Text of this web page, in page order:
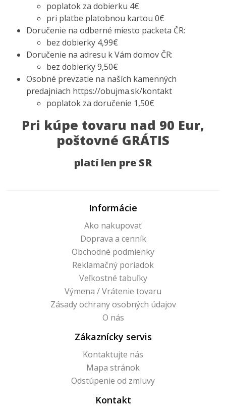
poplatok za dobierku 4€
pri platbe platobnou kartou 0€
Doručenie na odberné miesto packeta ČR:
bez dobierky 4,99€
Doručenie na adresu k Vám domov ČR:
bez dobierky 9,50€
Osobné prevzatie na naších kamenných
predajniach https://obujma.sk/kontakt
poplatok za doručenie 1,50€
Pri kúpe tovaru nad 90 Eur,
poštovné GRÁTIS
platí len pre SR
Informácie
Ako nakupovať
Doprava a cenník
Obchodné podmienky
Reklamačný poriadok
Veľkostné tabuľky
Výmena / Vrátenie tovaru
Zásady ochrany osobných údajov
O nás
Zákaznícky servis
Kontaktujte nás
Mapa stránok
Odstúpenie od zmluvy
Kontakt